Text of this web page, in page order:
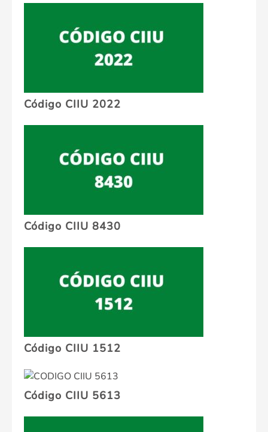
Código CIIU 2022
Código CIIU 8430
Código CIIU 1512
Código CIIU 5613